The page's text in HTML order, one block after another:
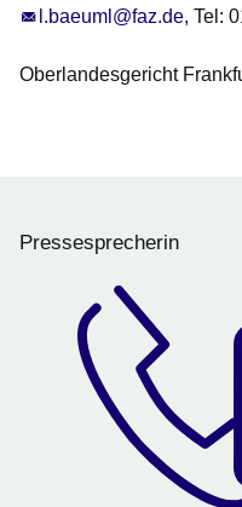
l.baeuml@faz.de, Tel:
Oberlandesgericht
Pressesprecherin